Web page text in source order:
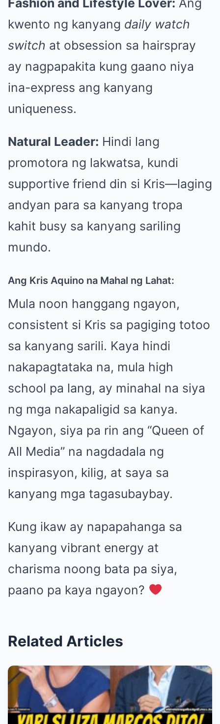
kwento ng kanyang daily watch
switch at obsession sa hairspray
ay nagpapakita kung gaano niya
ina-express ang kanyang
uniqueness.
Natural Leader: Hindi lang
promotora ng lakwatsa, kundi
supportive friend din si Kris—laging
andyan para sa kanyang tropa
kahit busy sa kanyang sariling
mundo.
Ang Kris Aquino na Mahal ng Lahat:
Mula noon hanggang ngayon,
consistent si Kris sa pagiging totoo
sa kanyang sarili. Kaya hindi
nakapagtataka na, mula high
school pa lang, ay minahal na siya
ng mga nakapaligid sa kanya.
Ngayon, siya pa rin ang “Queen of
All Media” na nagdadala ng
inspirasyon, kilig, at saya sa
kanyang mga tagasubaybay.
Kung ikaw ay napapahanga sa
kanyang vibrant energy at
charisma noong bata pa siya,
paano pa kaya ngayon?
Related Articles